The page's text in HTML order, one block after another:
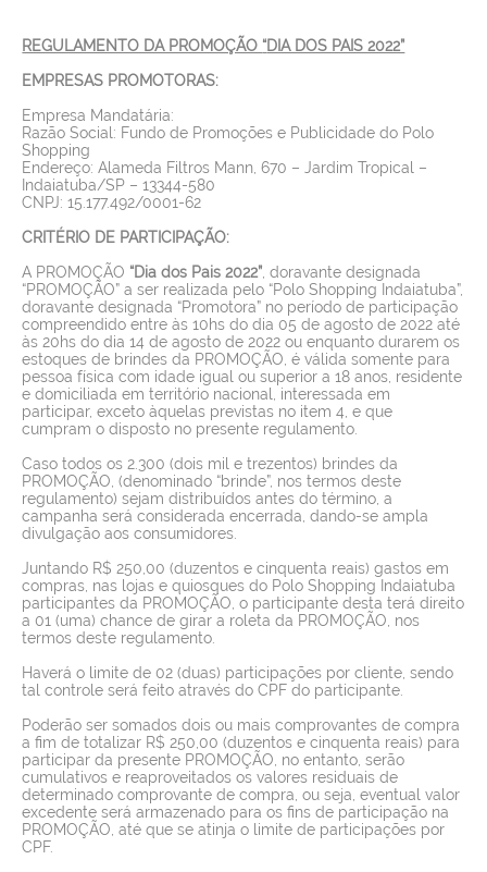
REGULAMENTO DA PROMOÇÃO “DIA DOS PAIS 2022”
EMPRESAS PROMOTORAS:
Empresa Mandatária:
Razão Social: Fundo de Promoções e Publicidade do Polo
Shopping
Endereço: Alameda Filtros Mann, 670 – Jardim Tropical –
Indaiatuba/SP – 13344-580
CNPJ: 15.177.492/0001-62
CRITÉRIO DE PARTICIPAÇÃO:
A PROMOÇÃO “Dia dos Pais 2022” , doravante designada
“PROMOÇÃO” a ser realizada pelo “Polo Shopping Indaiatuba”,
doravante designada “Promotora” no período de participação
compreendido entre às 10hs do dia 05 de agosto de 2022 até
às 20hs do dia 14 de agosto de 2022 ou enquanto durarem os
estoques de brindes da PROMOÇÃO, é válida somente para
pessoa física com idade igual ou superior a 18 anos, residente
e domiciliada em território nacional, interessada em
participar, exceto àquelas previstas no item 4, e que
cumpram o disposto no presente regulamento.
Caso todos os 2.300 (dois mil e trezentos) brindes da
PROMOÇÃO, (denominado “brinde”, nos termos deste
regulamento) sejam distribuídos antes do término, a
campanha será considerada encerrada, dando-se ampla
divulgação aos consumidores.
Juntando R$ 250,00 (duzentos e cinquenta reais) gastos em
compras, nas lojas e quiosques do Polo Shopping Indaiatuba
participantes da PROMOÇÃO, o participante desta terá direito
a 01 (uma) chance de girar a roleta da PROMOÇÃO, nos
termos deste regulamento.
Haverá o limite de 02 (duas) participações por cliente, sendo
tal controle será feito através do CPF do participante.
Poderão ser somados dois ou mais comprovantes de compra
a fim de totalizar R$ 250,00 (duzentos e cinquenta reais) para
participar da presente PROMOÇÃO, no entanto, serão
cumulativos e reaproveitados os valores residuais de
determinado comprovante de compra, ou seja, eventual valor
excedente será armazenado para os fins de participação na
PROMOÇÃO, até que se atinja o limite de participações por
CPF.